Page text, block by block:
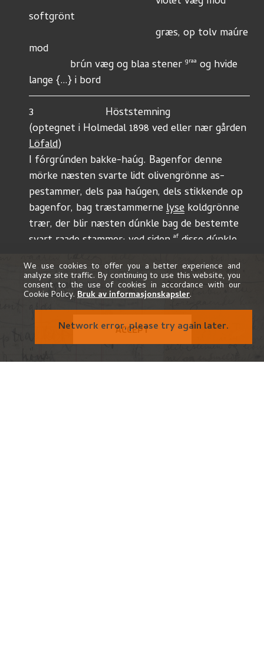
softgrönt
mod
              brún væg og blaa stener
graa og hvide
lange {…} i bord
3	                  Höststemning
Löfald)
I fórgrúnden bakke-haúg. Bagenfor denne
mörke næsten svarte lidt olivengrönne as-
pestammer, dels paa haúgen, dels stikkende op
bagenfor, bag træstammerne lyse koldgrönne
trær, der blir næsten dúnkle bag de bestemte
svart raade stammer; ved siden af disse dúnkle
rúnd.
disse er gúle, brúne – morkegronne isprængt
med graablaat (aaretrær). Det hele halvt i skjul
af haúgen der er gjevnt mosegrön mørk med
gúle blade fra de mægtige aspetrær, hvis
We use cookies to offer you a better experience and
analyze site traffic. By continuing to use this website, you
consent to the use of cookies in accordance with our
Cookie Policy. Bruk av informasjonskapsler.
ACCEPT